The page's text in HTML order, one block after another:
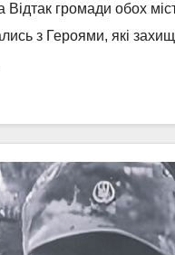
Відтак громади обох
з Героями, які